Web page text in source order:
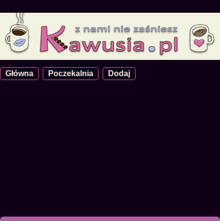
Główna Poczekalnia Dodaj